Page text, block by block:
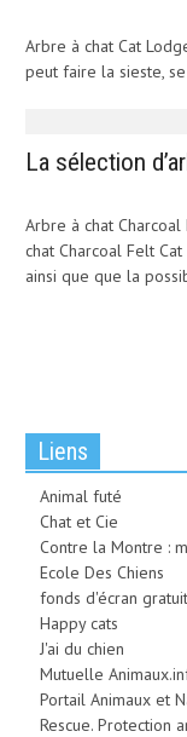
Arbre à chat Cat
peut faire la sieste,
La sélection
Arbre à chat
chat Charcoal Felt
ainsi que que la
Liens
Animal futé
Chat et Cie
Contre la Montre :
Ecole Des Chiens
fonds d'écran
Happy cats
J'ai du chien
Mutuelle
Portail Animaux et
Rescue. Protection